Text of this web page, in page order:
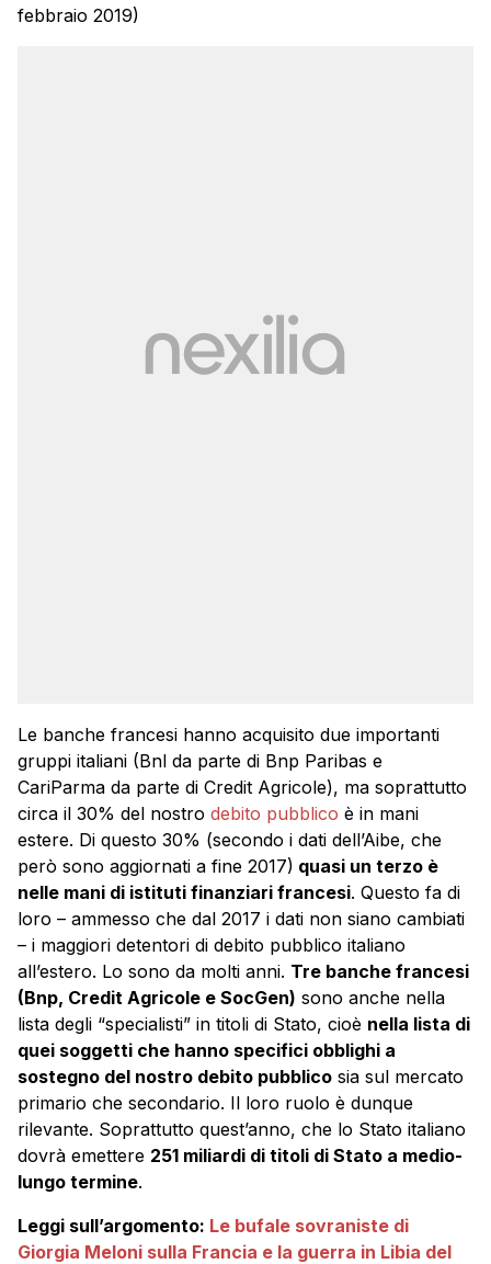
febbraio 2019)
Le banche francesi hanno acquisito due importanti
gruppi italiani (Bnl da parte di Bnp Paribas e
CariParma da parte di Credit Agricole), ma soprattutto
circa il 30% del nostro debito pubblico è in mani
estere. Di questo 30% (secondo i dati dell’Aibe, che
però sono aggiornati a fine 2017) quasi un terzo è
nelle mani di istituti finanziari francesi. Questo fa di
loro – ammesso che dal 2017 i dati non siano cambiati
– i maggiori detentori di debito pubblico italiano
all’estero. Lo sono da molti anni. Tre banche francesi
(Bnp, Credit Agricole e SocGen) sono anche nella
lista degli “specialisti” in titoli di Stato, cioè nella lista di
quei soggetti che hanno specifici obblighi a
sostegno del nostro debito pubblico sia sul mercato
primario che secondario. Il loro ruolo è dunque
rilevante. Soprattutto quest’anno, che lo Stato italiano
dovrà emettere 251 miliardi di titoli di Stato a medio-
lungo termine.
Leggi sull’argomento: Le bufale sovraniste di
Giorgia Meloni sulla Francia e la guerra in Libia del